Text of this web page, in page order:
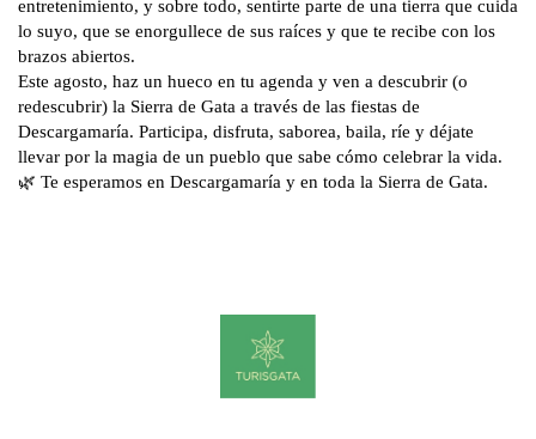
entretenimiento, y sobre todo, sentirte parte de una tierra que cuida
lo suyo, que se enorgullece de sus raíces y que te recibe con los
brazos abiertos.
Este agosto, haz un hueco en tu agenda y ven a descubrir (o
redescubrir) la Sierra de Gata a través de las fiestas de
Descargamaría. Participa, disfruta, saborea, baila, ríe y déjate
llevar por la magia de un pueblo que sabe cómo celebrar la vida.
🌿 Te esperamos en Descargamaría y en toda la Sierra de Gata.